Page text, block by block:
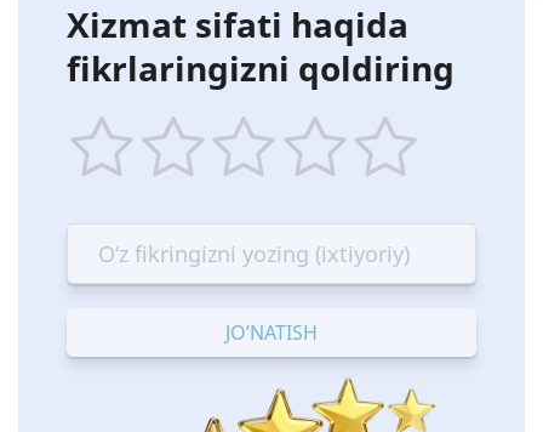
Xizmat sifati haqida
fikrlaringizni qoldiring
star
Terrible
stars
—
Bad
stars
—
OK
stars
—
Good
stars
—
Excellent